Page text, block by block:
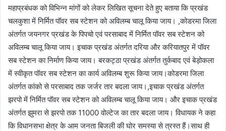
महाप्रबंधक को विभिन्न मांगों को लेकर लिखित सूचना देते हुए बताया कि प्रखंड
चलकुशा में निर्मित पॉवर सब स्टेशन को अविलम्ब चालू किया जाय। ,कोडरमा जिला
अंतर्गत जयनगर प्रखंड के पिपचो एवं परसाबाद में निर्मित पॉवर सब स्टेशन को
अविलम्ब चालू किया जाय। इचाक प्रखंड अंतर्गत दरिया और करियातपुर में पॉवर
सब स्टेशन का निर्माण किया जाय। बरकट्ठा प्रखंड अंतर्गत तुर्कबाद एवं बेड़ोकला
में स्वीकृत पॉवर सब स्टेशन का कार्य अविलम्ब शुरू किया जाय।कोडरमा जिला
अंतर्गत कांको से परसाबाद तक जर्जर तार बदला जाय।,इचाक प्रखंड अंतर्गत
झरपो में निर्मित पॉवर सब स्टेशन को अविलम्ब चालू किया जाय। और इचाक प्रखंड
अंतर्गत झुमरा से झरपो तक 11000 वोल्टेज का तार बदला जाय। विधायक ने कहा
कि विधानसभा क्षेत्र के आम जनता बिजली की घोर समस्या से त्रस्त हैं।साथ ही